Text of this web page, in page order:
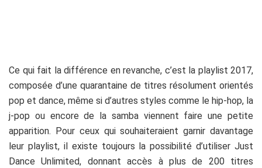
Ce qui fait la différence en revanche, c’est la playlist 2017,
composée d’une quarantaine de titres résolument orientés
pop et dance, même si d’autres styles comme le hip-hop, la
j-pop ou encore de la samba viennent faire une petite
apparition. Pour ceux qui souhaiteraient garnir davantage
leur playlist, il existe toujours la possibilité d’utiliser Just
Dance Unlimited, donnant accès à plus de 200 titres